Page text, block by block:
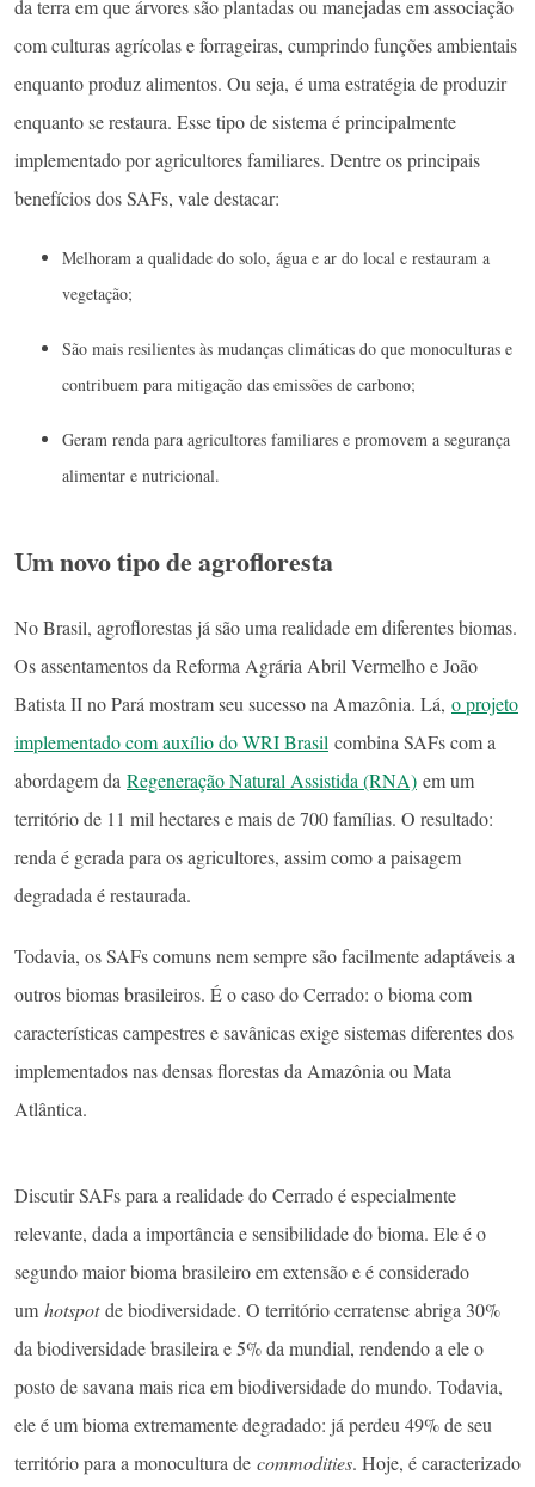
da terra em que árvores são plantadas ou manejadas em associação
com culturas agrícolas e forrageiras, cumprindo funções ambientais
enquanto produz alimentos. Ou seja, é uma estratégia de produzir
enquanto se restaura. Esse tipo de sistema é principalmente
implementado por agricultores familiares. Dentre os principais
benefícios dos SAFs, vale destacar:
Melhoram a qualidade do solo, água e ar do local e restauram a
vegetação;
São mais resilientes às mudanças climáticas do que monoculturas e
contribuem para mitigação das emissões de carbono;
Geram renda para agricultores familiares e promovem a segurança
alimentar e nutricional.
Um novo tipo de agrofloresta
No Brasil, agroflorestas já são uma realidade em diferentes biomas.
Os assentamentos da Reforma Agrária Abril Vermelho e João
Batista II no Pará mostram seu sucesso na Amazônia. Lá, o projeto
implementado com auxílio do WRI Brasil combina SAFs com a
abordagem da Regeneração Natural Assistida (RNA) em um
território de 11 mil hectares e mais de 700 famílias. O resultado:
renda é gerada para os agricultores, assim como a paisagem
degradada é restaurada.
Todavia, os SAFs comuns nem sempre são facilmente adaptáveis a
outros biomas brasileiros. É o caso do Cerrado: o bioma com
características campestres e savânicas exige sistemas diferentes dos
implementados nas densas florestas da Amazônia ou Mata
Atlântica.
Discutir SAFs para a realidade do Cerrado é especialmente
relevante, dada a importância e sensibilidade do bioma. Ele é o
segundo maior bioma brasileiro em extensão e é considerado
um hotspotde biodiversidade. O território cerratense abriga 30%
da biodiversidade brasileira e 5% da mundial, rendendo a ele o
posto de savana mais rica em biodiversidade do mundo. Todavia,
ele é um bioma extremamente degradado: já perdeu 49% de seu
território para a monocultura de commodities. Hoje, é caracterizado